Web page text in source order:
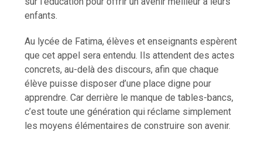
enfants.
Au lycée de Fatima, élèves et enseignants espèrent
que cet appel sera entendu. Ils attendent des actes
concrets, au-delà des discours, afin que chaque
élève puisse disposer d’une place digne pour
apprendre. Car derrière le manque de tables-bancs,
c’est toute une génération qui réclame simplement
les moyens élémentaires de construire son avenir.